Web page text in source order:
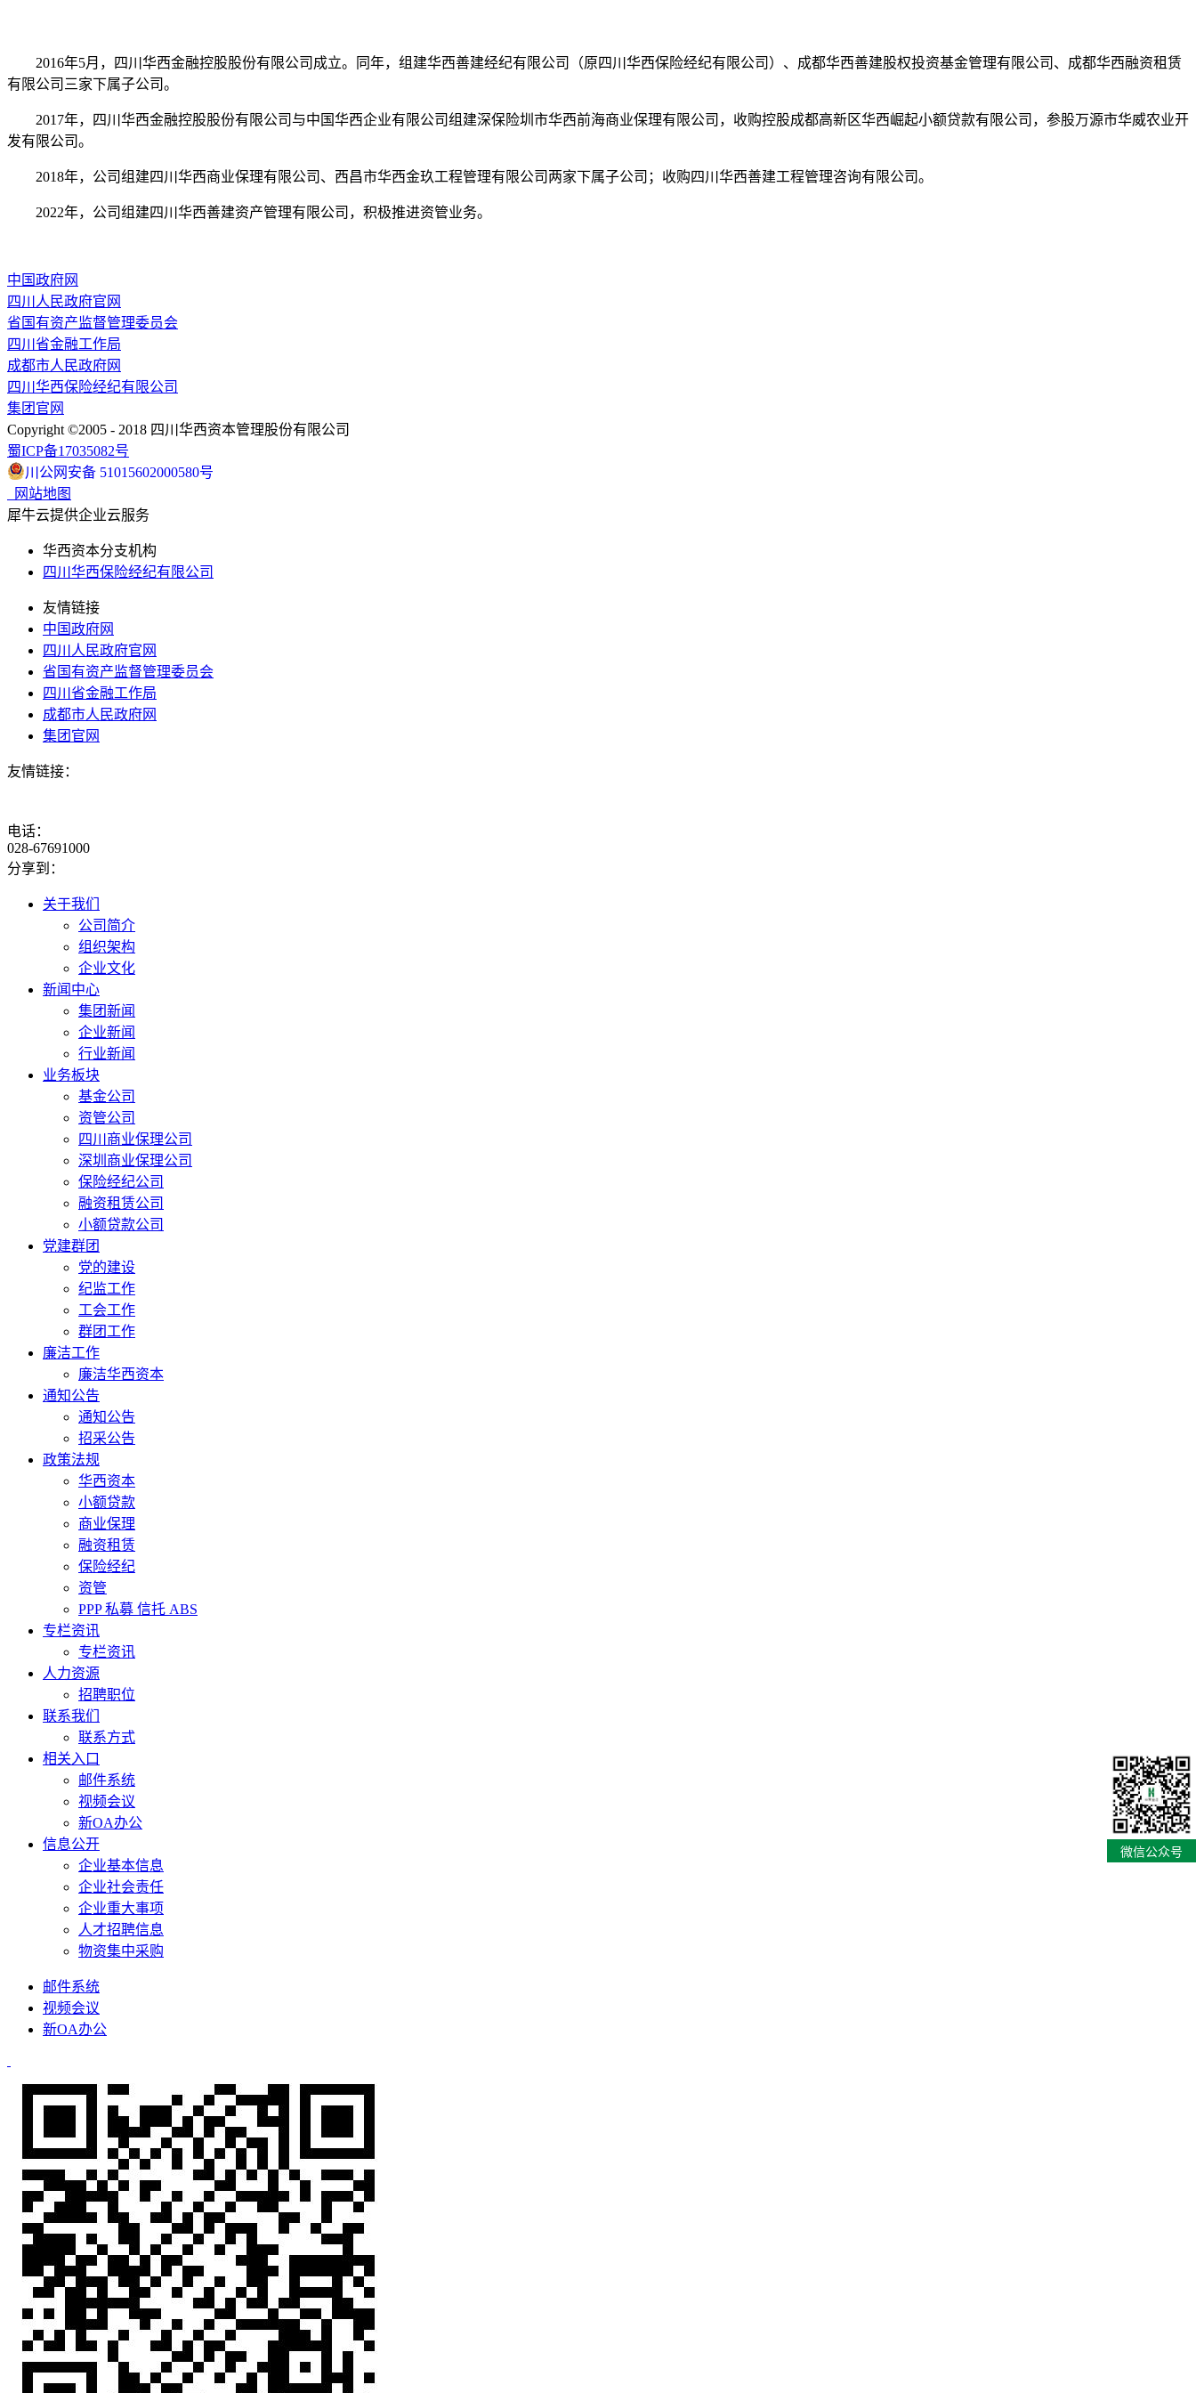
2016年5月，四川华西金融控股股份有限公司成立。同年，组建华西善建经纪有限公司（原四川华西保险经纪有限公司）、成都华西善建股权投资基金管理有限公司、成都华西融资租赁
有限公司三家下属子公司。
2017年，
四川华西金融控股股份有限公司与中国华西企业有限公司组建深保险圳市华西前海商业保理有限公司，收购控股成都高新区华西崛起小额贷款有限公司，参股万源市华威农业开
发有限公司。
2018年，公司组建四川华西商业保理有限公司、西昌市华西金玖工程管理有限公司两家下属子公司 ；收购四川华西善建工程管理咨询有限公司。
2022年，公司组建四川华西善建资产管理有限公司，积极推进资管业务。
中国政府网
四川人民政府官网
省国有资产监督管理委员会
四川省金融工作局
成都市人民政府网
四川华西保险经纪有限公司
集团官网
Copyright ©2005 - 2018 四川华西资本管理股份有限公司
蜀ICP备17035082号
川公网安备 51015602000580号
网站地图
犀牛云提供企业云服务
华西资本分支机构
四川华西保险经纪有限公司
友情链接
中国政府网
四川人民政府官网
省国有资产监督管理委员会
四川省金融工作局
成都市人民政府网
集团官网
友情链接：
电话：
028-67691000
分享到：
关于我们
公司简介
组织架构
企业文化
新闻中心
集团新闻
企业新闻
行业新闻
业务板块
基金公司
资管公司
四川商业保理公司
深圳商业保理公司
保险经纪公司
融资租赁公司
小额贷款公司
党建群团
党的建设
纪监工作
工会工作
群团工作
廉洁工作
廉洁华西资本
通知公告
通知公告
招采公告
政策法规
华西资本
小额贷款
商业保理
融资租赁
保险经纪
资管
PPP 私募 信托 ABS
专栏资讯
专栏资讯
人力资源
招聘职位
联系我们
联系方式
相关入口
邮件系统
视频会议
新OA办公
信息公开
企业基本信息
企业社会责任
企业重大事项
人才招聘信息
物资集中采购
邮件系统
视频会议
新OA办公
微信公众号